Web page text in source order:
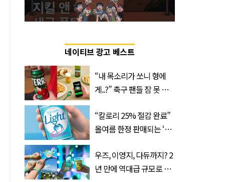
네이티브 광고 베스트
“내 목소리가 쏘니 형에
게..?” 축구 팬들 잠 못 들
트
“칼로리 25% 절감 완료”
올여름 한정 판매되는 ‘최
우즈, 이영지, 다듀까지? 2
년 만에 역대급 규모로 돌